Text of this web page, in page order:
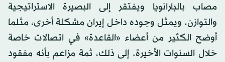
مصاب بالبارانويا ويفتقر إلى البصيرة الاستراتيجية
والتوازن. ويمثل وجوده داخل إيران مشكلة أخرى، مثلما
أوضح الكثير من أعضاء «القاعدة» في اتصالات خاصة
خلال السنوات الأخيرة. إلى ذلك، ثمة مزاعم بأنه مفقود